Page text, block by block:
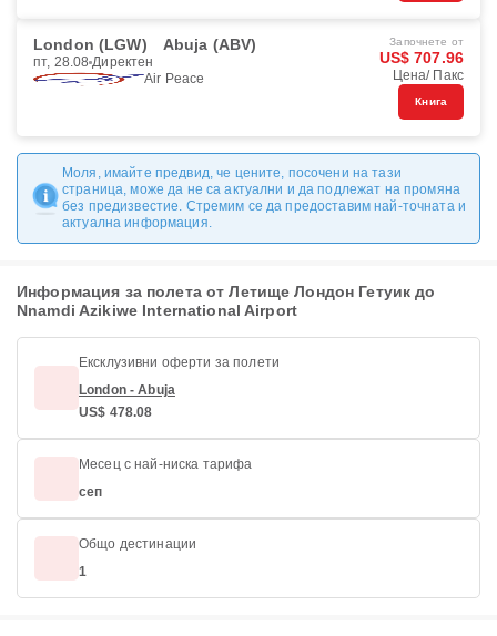
London (LGW) Abuja (ABV)
пт, 28.08 Директен
Air Peace
Започнете от
US$ 707.96
Цена/ Пакс
Книга
Моля, имайте предвид, че цените, посочени на тази
страница, може да не са актуални и да подлежат на промяна
без предизвестие. Стремим се да предоставим най-точната и
актуална информация.
Информация за полета от Летище Лондон Гетуик до
Nnamdi Azikiwe International Airport
Ексклузивни оферти за полети
London - Abuja
US$ 478.08
Месец с най-ниска тарифа
сеп
Общо дестинации
1